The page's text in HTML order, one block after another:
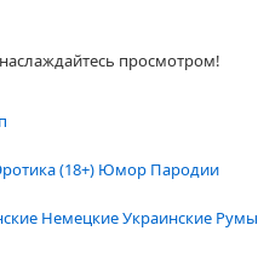
просмотром!
(18+) Юмор Пародии
НемецкиеУкраинские